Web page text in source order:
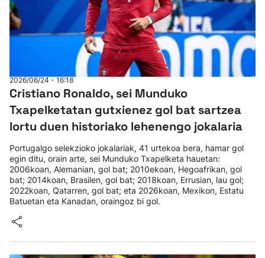
2026/06/24 - 16:18
Cristiano Ronaldo, sei Munduko
Txapelketatan gutxienez gol bat sartzea
lortu duen historiako lehenengo jokalaria
Portugalgo selekzioko jokalariak, 41 urtekoa bera, hamar gol
egin ditu, orain arte, sei Munduko Txapelketa hauetan:
2006koan, Alemanian, gol bat; 2010ekoan, Hegoafrikan, gol
bat; 2014koan, Brasilen, gol bat; 2018koan, Errusian, lau gol;
2022koan, Qatarren, gol bat; eta 2026koan, Mexikon, Estatu
Batuetan eta Kanadan, oraingoz bi gol.